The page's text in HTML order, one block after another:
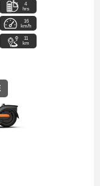
4
hrs
16
km/h
11
km